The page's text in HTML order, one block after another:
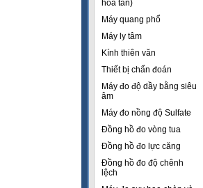
hòa tan)
Máy quang phổ
Máy ly tâm
Kính thiên văn
Thiết bị chẩn đoán
Máy đo độ dầy bằng siêu
âm
Máy đo nồng độ Sulfate
Đồng hồ đo vòng tua
Đồng hồ đo lực căng
Đồng hồ đo độ chênh
lệch